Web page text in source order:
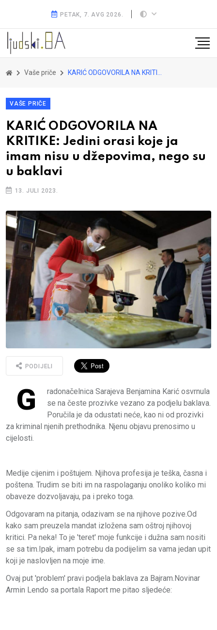
PETAK, 7. AVG 2026.
Vaše priče KARIĆ ODGOVORILA NA KRITIKE: Jedini orasi koje ja imam nisu u džepovima, nego su u baklavi
VAŠE PRIČE
KARIĆ ODGOVORILA NA
KRITIKE: Jedini orasi koje ja
imam nisu u džepovima, nego su
u baklavi
13. JULI 2023.
PODIJELI
G
radonačelnica Sarajeva Benjamina Karić osvrnula
se na česte prozivke vezano za podjelu baklava.
Poručila je da odustati neće, kao ni od prozivki
za kriminal njenih prethodnika. Njenu objavu prenosimo u
cijelosti.
Medije cijenim i poštujem. Njihova profesija je teška, časna i
poštena. Trudim se biti im na raspolaganju onoliko koliko mi
obaveze dozvoljavaju, pa i preko toga.
Odgovaram na pitanja, odazivam se na njihove pozive.Od
kako sam preuzela mandat izložena sam oštroj njihovoj
kritici. Pa neka! To je 'teret' moje funkcije i dužna sam nositi
se sa tim.Ipak, imam potrebu da podijelim sa vama jedan upit
koji je naslovljen na moje ime.
Ovaj put 'problem' pravi podjela baklava za Bajram.Novinar
Armin Lendo sa portala Raport me pitao sljedeće: